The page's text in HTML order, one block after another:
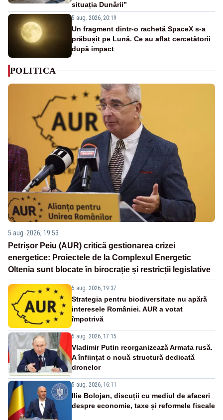
situația Dunării”
5 aug. 2026, 20:19
Un fragment dintr-o rachetă SpaceX s-a
prăbușit pe Lună. Ce au aflat cercetătorii
după impact
POLITICA
5 aug. 2026, 19:53
Petrișor Peiu (AUR) critică gestionarea crizei
energetice: Proiectele de la Complexul Energetic
Oltenia sunt blocate în birocrație și restricții legislative
5 aug. 2026, 19:37
Strategia pentru biodiversitate nu apără
interesele României. AUR a votat
împotrivă
5 aug. 2026, 17:15
Vladimir Putin reorganizează Armata rusă.
A înființat o nouă structură dedicată
dronelor
5 aug. 2026, 16:11
Ilie Bolojan, discuții cu mediul de afaceri
despre economie, taxe și reformele fiscale